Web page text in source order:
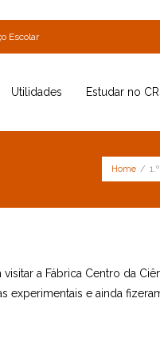
Escolar
Utilidades Estudar no
Home /
a Fábrica Centro da
experimentais e ainda